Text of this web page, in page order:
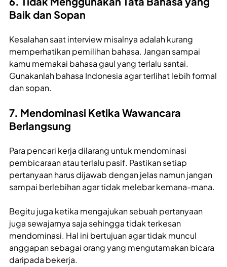
Baik dan Sopan
Kesalahan saat interview misalnya adalah kurang
memperhatikan pemilihan bahasa. Jangan sampai
kamu memakai bahasa gaul yang terlalu santai.
Gunakanlah bahasa Indonesia agar terlihat lebih formal
dan sopan.
7. Mendominasi Ketika Wawancara
Berlangsung
Para pencari kerja dilarang untuk mendominasi
pembicaraan atau terlalu pasif. Pastikan setiap
pertanyaan harus dijawab dengan jelas namun jangan
sampai berlebihan agar tidak melebar kemana-mana.
Begitu juga ketika mengajukan sebuah pertanyaan
juga sewajarnya saja sehingga tidak terkesan
mendominasi. Hal ini bertujuan agar tidak muncul
anggapan sebagai orang yang mengutamakan bicara
daripada bekerja.